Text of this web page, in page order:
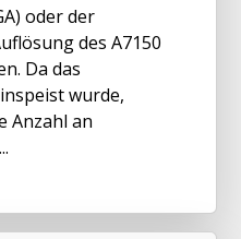
oder der
des A7150
Da das
wurde,
Anzahl an